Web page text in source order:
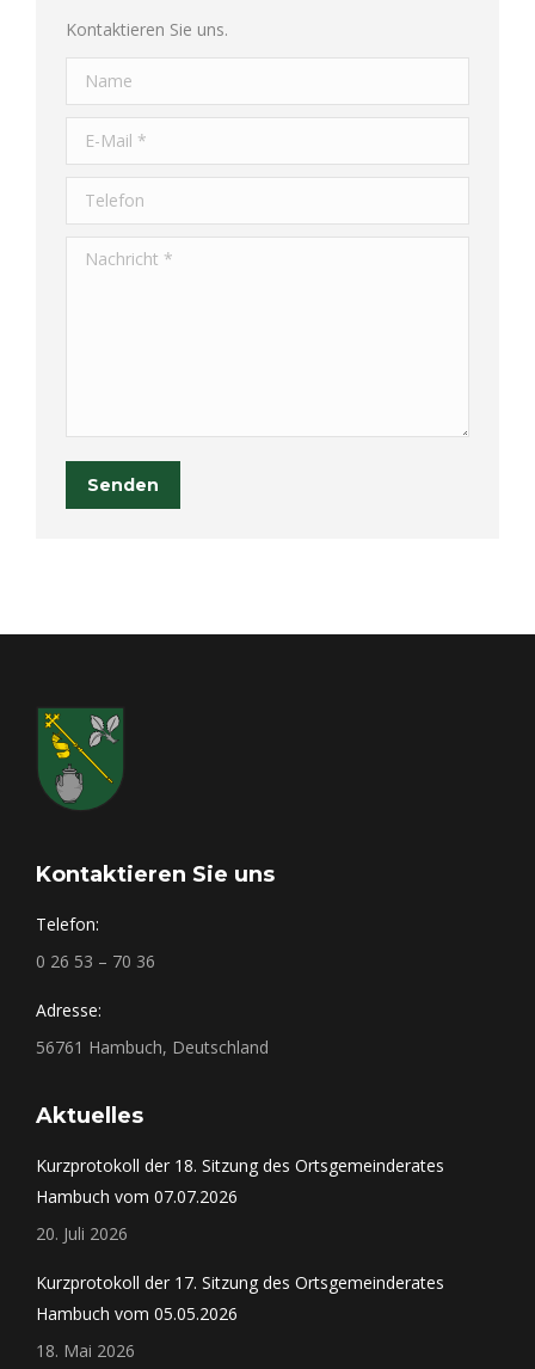
Kontaktieren Sie uns.
Name
E-Mail *
Telefon
Nachricht *
Senden
Kontaktieren Sie uns
Telefon:
0 26 53 – 70 36
Adresse:
56761 Hambuch, Deutschland
Aktuelles
Kurzprotokoll der 18. Sitzung des Ortsgemeinderates
Hambuch vom 07.07.2026
20. Juli 2026
Kurzprotokoll der 17. Sitzung des Ortsgemeinderates
Hambuch vom 05.05.2026
18. Mai 2026